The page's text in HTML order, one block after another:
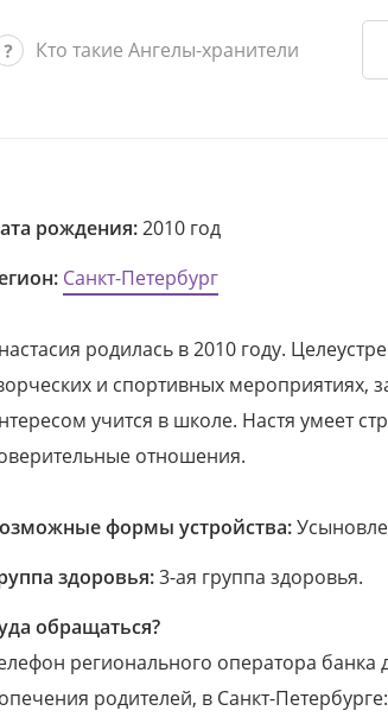
Кто такие Ангелы-хранители
рождения:2010 год
Санкт-Петербург
родилась в 2010 году.
и спортивных мероприятиях,
учится в школе. Настя умеет
отношения.
формы устройства:
здоровья:3-ая группа здоровья.
обращаться?
регионального оператора банка
родителей, в Санкт-